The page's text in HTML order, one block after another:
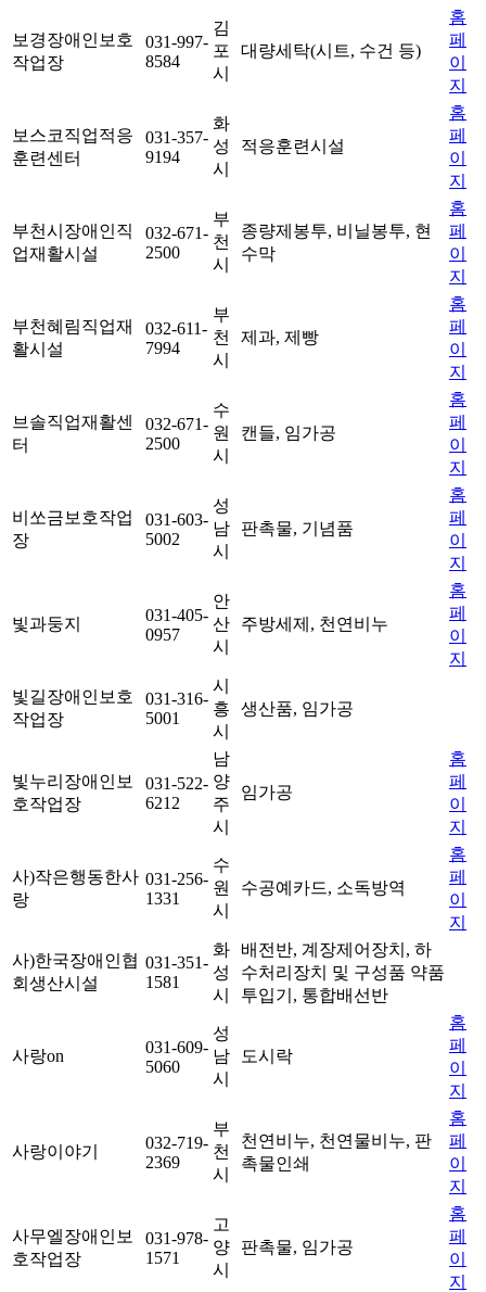
보경장애인보호
작업장
031-997-
8584
김
포
시
대량세탁(시트, 수건 등)
홈
페
이
지
보스코직업적응
훈련센터
031-357-
9194
화
성
시
적응훈련시설
홈
페
이
지
부천시장애인직
업재활시설
032-671-
2500
부
천
시
종량제봉투, 비닐봉투, 현
수막
홈
페
이
지
부천혜림직업재
활시설
032-611-
7994
부
천
시
제과, 제빵
홈
페
이
지
브솔직업재활센
터
032-671-
2500
수
원
시
캔들, 임가공
홈
페
이
지
비쏘금보호작업
장
031-603-
5002
성
남
시
판촉물, 기념품
홈
페
이
지
빛과둥지
031-405-
0957
안
산
시
주방세제, 천연비누
홈
페
이
지
빛길장애인보호
작업장
031-316-
5001
시
흥
시
생산품, 임가공
빛누리장애인보
호작업장
031-522-
6212
남
양
주
시
임가공
홈
페
이
지
사)작은행동한사
랑
031-256-
1331
수
원
시
수공예카드, 소독방역
홈
페
이
지
사)한국장애인협
회생산시설
031-351-
1581
화
성
시
배전반, 계장제어장치, 하
수처리장치 및 구성품 약품
투입기, 통합배선반
사랑on
031-609-
5060
성
남
시
도시락
홈
페
이
지
사랑이야기
032-719-
2369
부
천
시
천연비누, 천연물비누, 판
촉물인쇄
홈
페
이
지
사무엘장애인보
호작업장
031-978-
1571
고
양
시
판촉물, 임가공
홈
페
이
지